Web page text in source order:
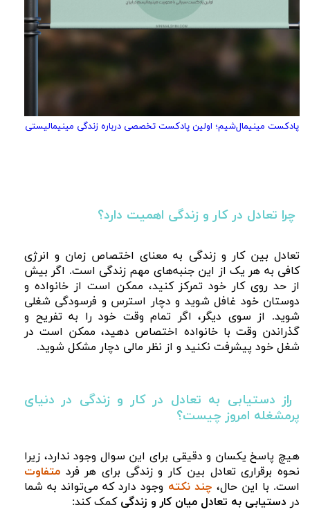
پادکست مینیمال‌شیم؛ اولین پادکست تخصصی درباره زندگی مینیمالیستی
چرا تعادل در کار و زندگی اهمیت دارد؟
تعادل بین کار و زندگی به معنای اختصاص زمان و انرژی
کافی به هر یک از این جنبه‌های مهم زندگی است. اگر بیش
از حد روی کار خود تمرکز کنید، ممکن است از خانواده و
دوستان خود غافل شوید و دچار استرس و فرسودگی شغلی
شوید. از سوی دیگر، اگر تمام وقت خود را به تفریح و
گذراندن وقت با خانواده اختصاص دهید، ممکن است در
شغل خود پیشرفت نکنید و از نظر مالی دچار مشکل شوید.
راز دستیابی به تعادل در کار و زندگی در دنیای
پرمشغله امروز چیست؟
هیچ پاسخ یکسان و دقیقی برای این سوال وجود ندارد، زیرا
نحوه برقراری تعادل بین کار و زندگی برای هر فرد متفاوت
است. با این حال، چند نکته وجود دارد که می‌تواند به شما
در دستیابی به تعادل میان کار و زندگی کمک کند: